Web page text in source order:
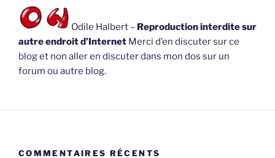
Odile Halbert – Reproduction interdite sur
autre endroit d’Internet Merci d’en discuter sur ce
blog et non aller en discuter dans mon dos sur un
forum ou autre blog.
COMMENTAIRES RÉCENTS